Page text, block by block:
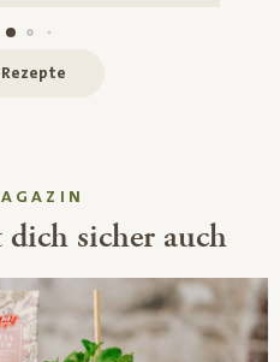
sicher auch